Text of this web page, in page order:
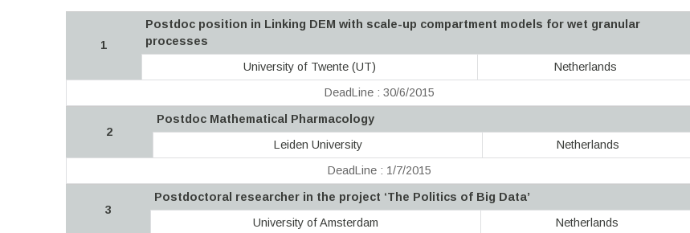
1
Postdoc position in Linking DEM with scale-up compartment models for wet granular
processes
University of Twente (UT)
Netherlands
DeadLine : 30/6/2015
2
Postdoc Mathematical Pharmacology
Leiden University
Netherlands
DeadLine : 1/7/2015
3
Postdoctoral researcher in the project ‘The Politics of Big Data’
University of Amsterdam
Netherlands